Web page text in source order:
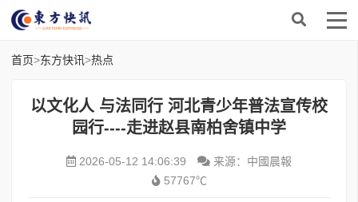
首页>东方快讯>热点
以文化人 与法同行 河北青少年普法宣传校
园行----走进赵县南柏舍镇中学
2026-05-12 14:06:39
来源：中國晨報
57767℃